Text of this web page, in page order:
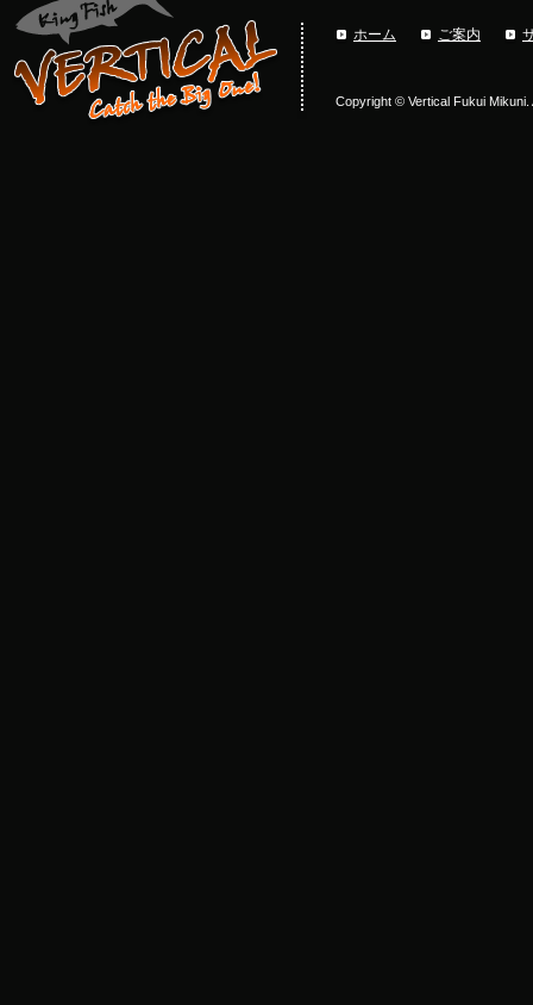
ホーム ご案内
Copyright © Vertical Fukui